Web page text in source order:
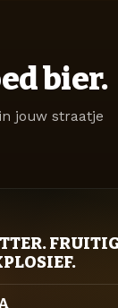
bier.
jouw straatje